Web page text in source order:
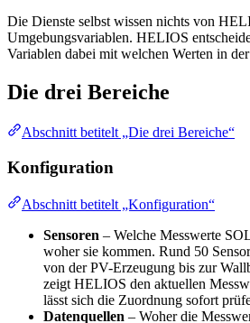
Die Dienste selbst wissen nichts von
Umgebungsvariablen. HELIOS
Variablen dabei mit welchen Werten in der
Die drei Bereiche
Abschnitt betitelt „Die drei Bereiche“
Konfiguration
Abschnitt betitelt „Konfiguration“
Sensoren – Welche Messwerte
woher sie kommen. Rund 50
von der PV-Erzeugung bis zur
zeigt HELIOS den aktuellen
lässt sich die Zuordnung sofort
Datenquellen – Woher die